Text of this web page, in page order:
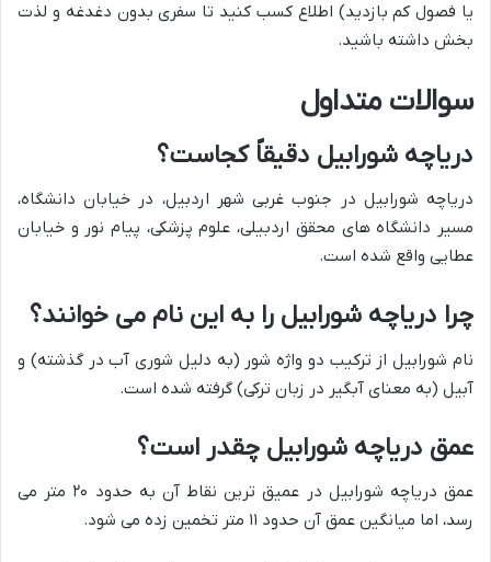
یا فصول کم بازدید) اطلاع کسب کنید تا سفری بدون دغدغه و لذت
بخش داشته باشید.
سوالات متداول
دریاچه شورابیل دقیقاً کجاست؟
دریاچه شورابیل در جنوب غربی شهر اردبیل، در خیابان دانشگاه،
مسیر دانشگاه های محقق اردبیلی، علوم پزشکی، پیام نور و خیابان
عطایی واقع شده است.
چرا دریاچه شورابیل را به این نام می خوانند؟
نام شورابیل از ترکیب دو واژه شور (به دلیل شوری آب در گذشته) و
آبیل (به معنای آبگیر در زبان ترکی) گرفته شده است.
عمق دریاچه شورابیل چقدر است؟
عمق دریاچه شورابیل در عمیق ترین نقاط آن به حدود ۲۰ متر می
رسد، اما میانگین عمق آن حدود ۱۱ متر تخمین زده می شود.